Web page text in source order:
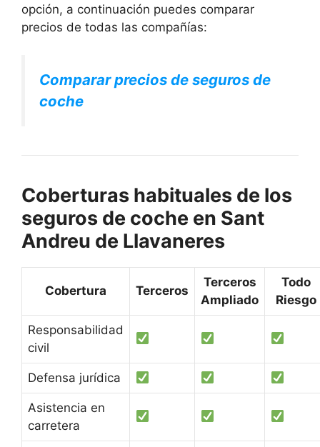
opción, a continuación puedes comparar
precios de todas las compañías:
Comparar precios de seguros de
coche
Coberturas habituales de los
seguros de coche en Sant
Andreu de Llavaneres
Cobertura Terceros
Terceros
Ampliado
Todo
Riesgo
Responsabilidad
civil
Defensa jurídica
Asistencia en
carretera